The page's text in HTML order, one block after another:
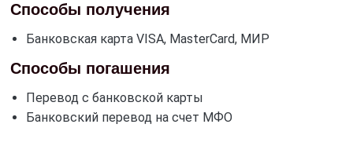
Способы получения
Банковская карта VISA, MasterCard, МИР
Способы погашения
Перевод с банковской карты
Банковский перевод на счет МФО